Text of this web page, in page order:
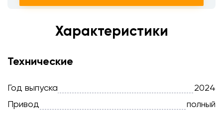
Характеристики
Технические
Год выпуска
2024
Привод
полный